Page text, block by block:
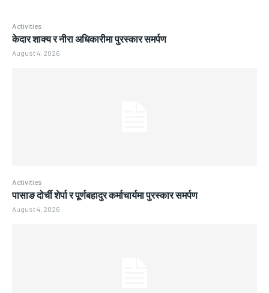
Activities
केदार शाक्य र नीरा अधिकारीमा पुरस्कार समर्पण
August 4, 2026
Activities
पासाङ दोर्ची शेर्पा र पूर्णबहादुर कर्माचार्यमा पुरस्कार समर्पण
August 4, 2026